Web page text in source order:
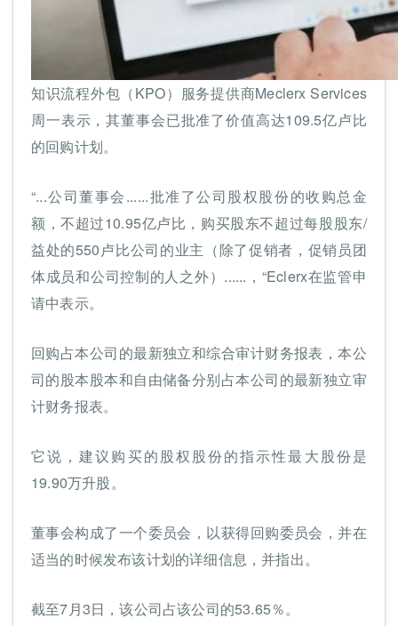
知识流程外包（KPO）服务提供商Meclerx Services
周一表示，其董事会已批准了价值高达109.5亿卢比
的回购计划。
“...公司董事会......批准了公司股权股份的收购总金
额，不超过10.95亿卢比，购买股东不超过每股股东/
益处的550卢比公司的业主（除了促销者，促销员团
体成员和公司控制的人之外）......，“Eclerx在监管申
请中表示。
回购占本公司的最新独立和综合审计财务报表，本公
司的股本股本和自由储备分别占本公司的最新独立审
计财务报表。
它说，建议购买的股权股份的指示性最大股份是
19.90万升股。
董事会构成了一个委员会，以获得回购委员会，并在
适当的时候发布该计划的详细信息，并指出。
截至7月3日，该公司占该公司的53.65％。